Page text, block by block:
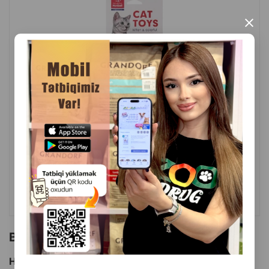
×
( Rəylər)
Çəki Qiymət
Almaq
1 ədəd
3.50
ALMAQ
Bu brendin başqa məhsulları
Hamısını Gör